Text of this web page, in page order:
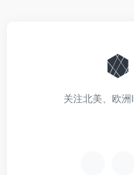
关注北美、欧洲